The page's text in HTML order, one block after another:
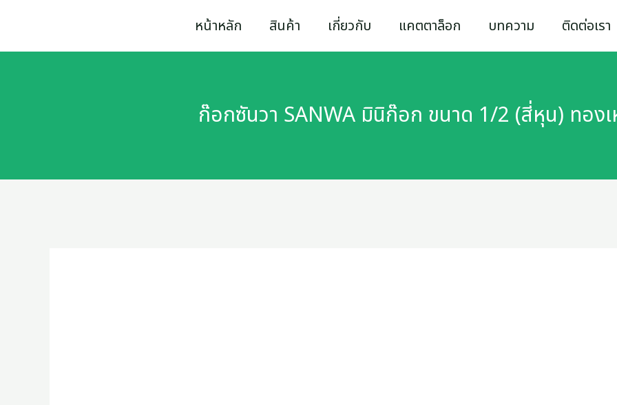
to
หน้าหลัก สินค้า เกี่ยวกับ แคตตาล็อก บทความ ติดต่อเรา
ก๊อกซันวา SANWA มินิก๊อก ขนาด 1/2 (สี่หุน) ทอง
ซัน
SANWA
นิ